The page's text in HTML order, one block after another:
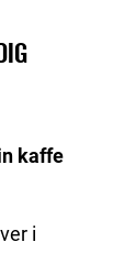
kaffe
i